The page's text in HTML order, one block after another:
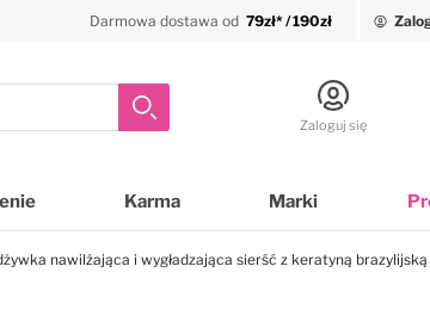
Darmowa dostawa od 79zł* / 190zł
Szukaj Zaloguj się
Karma Marki
nawilżająca i wygładzająca sierść z keratyną